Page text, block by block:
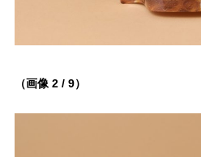
（画像 2 / 9）